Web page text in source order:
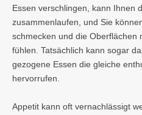
Essen verschlingen, kann Ihnen
zusammenlaufen, und Sie
schmecken und die Oberflächen
fühlen. Tatsächlich kann sogar
gezogene Essen die gleiche
hervorrufen.
Appetit kann oft vernachlässigt